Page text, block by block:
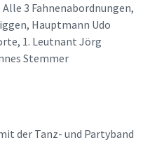
3 Fahnenabordnungen,
Hauptmann Udo
1. Leutnant Jörg
Stemmer
der Tanz- und Partyband